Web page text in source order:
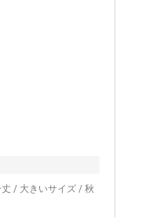
/ 大きいサイズ / 秋